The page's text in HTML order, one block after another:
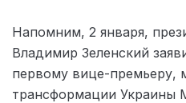
Напомним, 2 января,
Владимир Зеленский
первому вице-премьеру,
трансформации Украины